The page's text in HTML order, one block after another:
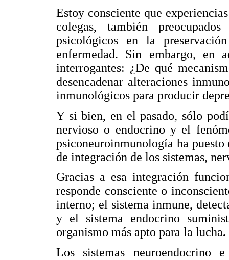
Estoy consciente que
colegas, también
psicológicos en la
enfermedad. Sin embargo, en
interrogantes: ¿De qué
desencadenar alteraciones
inmunológicos para producir
Y si bien, en el pasado, sólo
nervioso o endocrino y el
psiconeuroinmunología ha
de integración de los sistemas,
Gracias a esa integración
responde consciente o
interno; el sistema inmune,
y el sistema endocrino
organismo más apto para la lucha.
Los sistemas